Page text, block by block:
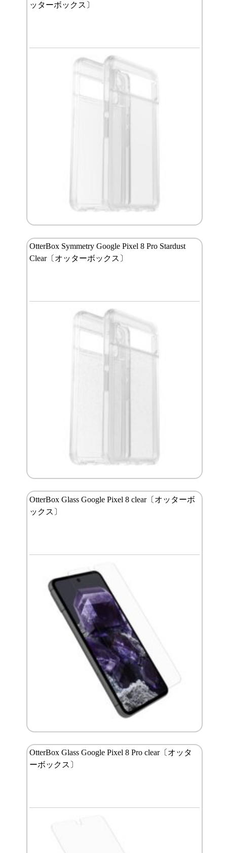
ッターボックス〕
OtterBox Symmetry Google Pixel 8 Pro Stardust
Clear〔オッターボックス〕
OtterBox Glass Google Pixel 8 clear〔オッターボ
ックス〕
OtterBox Glass Google Pixel 8 Pro clear〔オッタ
ーボックス〕